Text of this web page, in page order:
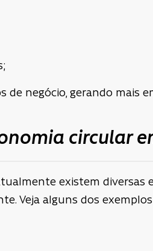
de negócio, gerando mais
circular
existem diversas
Veja alguns dos